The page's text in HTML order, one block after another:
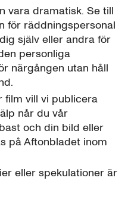
vara dramatisk. Se till
för räddningspersonal
själv eller andra för
personliga
närgången utan håll
film vill vi publicera
når du vår
och din bild eller
på Aftonbladet inom
eller spekulationer är